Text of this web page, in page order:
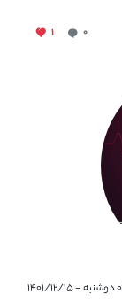
۰ ۱
۱۵